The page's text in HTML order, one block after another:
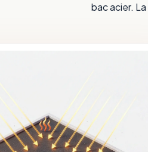
bac acier.